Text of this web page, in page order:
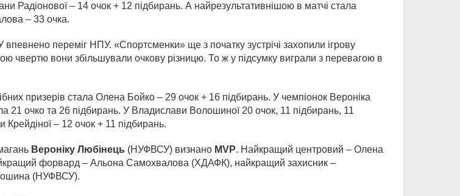
Радіонової – 14 очок + 12 підбирань. А найрезультативнішою в матчі стала
– 33 очка.
переміг НПУ. «Спортсменки» ще з початку зустрічі захопили ігрову
чвертю вони збільшували очкову різницю. То ж у підсумку виграли з перевагою в
призерів стала Олена Бойко – 29 очок + 16 підбирань. У чемпіонок Вероніка
21 очко та 26 підбирань. У Владислави Волошиної 20 очок, 11 підбирань, 11
Крейдіної – 12 очок + 11 підбирань.
Вероніку Любінець (НУФВСУ) визнано MVP. Найкращий центровий – Олена
форвард – Альона Самохвалова (ХДАФК), найкращий захисник –
(НУФВСУ).